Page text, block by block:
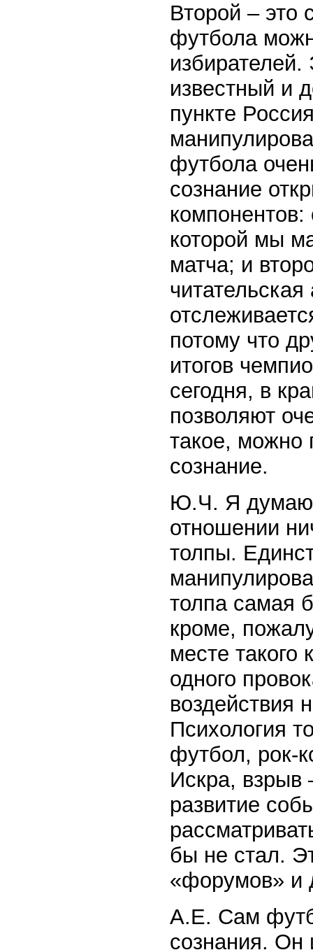
Второй – это
футбола
известный и
пункте
футбола
сознание
которой мы
матча; и
потому что
итогов
сегодня, в
позволяют
такое, можно
сознание.
Ю.Ч. Я думаю,
отношении
толпы.
толпа самая
кроме,
месте такого
одного
воздействия
Психология
футбол, рок-
Искра, взрыв
развитие
бы не стал.
«форумов» и
А.Е. Сам
сознания. Он